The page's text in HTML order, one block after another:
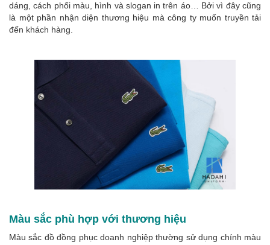
dáng, cách phối màu, hình và slogan in trên áo… Bởi vì đây cũng
là một phần nhận diện thương hiệu mà công ty muốn truyền tải
đến khách hàng.
Màu sắc phù hợp với thương hiệu
Màu sắc đồ đồng phục doanh nghiệp thường sử dụng chính màu